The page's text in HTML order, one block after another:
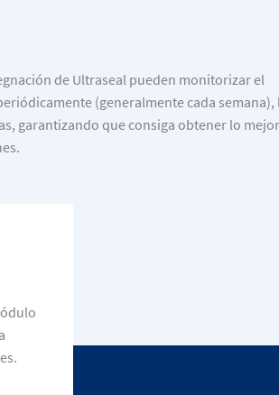
de Ultraseal pueden monitorizar el
(generalmente cada semana),
garantizando que consiga obtener lo